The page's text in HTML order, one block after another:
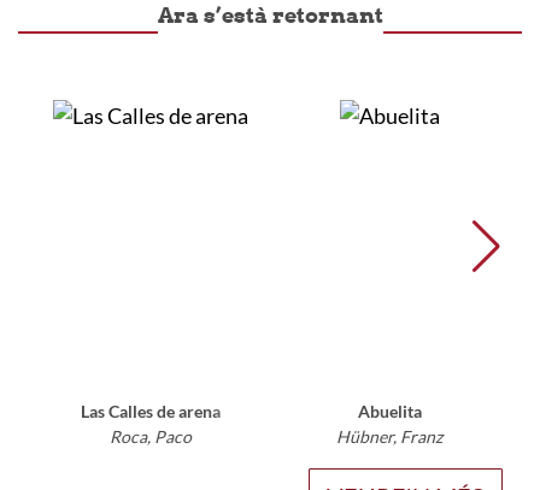
Ara s’està retornant
Las Calles de arena
Roca, Paco
Abuelita
Hübner, Franz